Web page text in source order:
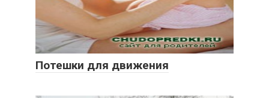
Потешки для движения